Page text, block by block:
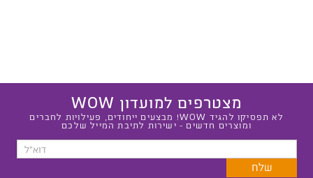
מצטרפים למועדון WOW
לא תפסיקו להגיד WOW! מבצעים ייחודים, פעילויות לחברים
ומוצרים חדשים - ישירות לתיבת המייל שלכם